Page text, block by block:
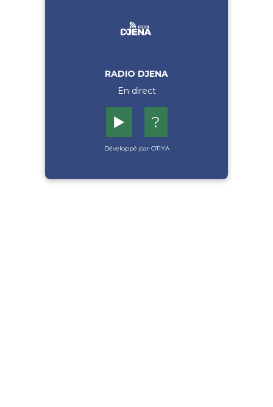
RADIO DJENA
En direct
▶️ ?
Développé par OTIYA